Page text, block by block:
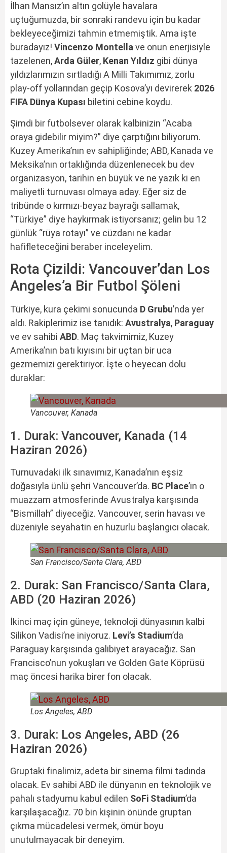
İlhan Mansız’ın altın golüyle havalara
uçtuğumuzda, bir sonraki randevu için bu kadar
bekleyeceğimizi tahmin etmemiştik. Ama işte
buradayız! Vincenzo Montellave onun enerjisiyle
tazelenen,Arda Güler, Kenan Yıldız gibi dünya
yıldızlarımızın sırtladığı A Milli Takımımız, zorlu
play-off yollarından geçip Kosova’yı devirerek 2026
FIFA Dünya Kupası biletini cebine koydu.
Şimdi bir futbolsever olarak kalbinizin “Acaba
oraya gidebilir miyim?” diye çarptığını biliyorum.
Kuzey Amerika’nın ev sahipliğinde; ABD, Kanada ve
Meksika’nın ortaklığında düzenlenecek bu dev
organizasyon, tarihin en büyük ve ne yazık ki en
maliyetli turnuvası olmaya aday. Eğer siz de
tribünde o kırmızı-beyaz bayrağı sallamak,
“Türkiye” diye haykırmak istiyorsanız; gelin bu 12
günlük “rüya rotayı” ve cüzdanı ne kadar
hafifleteceğini beraber inceleyelim.
Rota Çizildi: Vancouver’dan Los
Angeles’a Bir Futbol Şöleni
Türkiye, kura çekimi sonucunda D Grubu’nda yer
aldı. Rakiplerimiz ise tanıdık: Avustralya, Paraguay
ve ev sahibi ABD. Maç takvimimiz, Kuzey
Amerika’nın batı kıyısını bir uçtan bir uca
gezmemizi gerektiriyor. İşte o heyecan dolu
duraklar:
Vancouver, Kanada
1. Durak: Vancouver, Kanada (14
Haziran 2026)
Turnuvadaki ilk sınavımız, Kanada’nın eşsiz
doğasıyla ünlü şehri Vancouver’da. BC Place’in o
muazzam atmosferinde Avustralya karşısında
“Bismillah” diyeceğiz. Vancouver, serin havası ve
düzeniyle seyahatin en huzurlu başlangıcı olacak.
San Francisco/Santa Clara, ABD
2. Durak: San Francisco/Santa Clara,
ABD (20 Haziran 2026)
İkinci maç için güneye, teknoloji dünyasının kalbi
Silikon Vadisi’ne iniyoruz. Levi’s Stadium’da
Paraguay karşısında galibiyet arayacağız. San
Francisco’nun yokuşları ve Golden Gate Köprüsü
maç öncesi harika birer fon olacak.
Los Angeles, ABD
3. Durak: Los Angeles, ABD (26
Haziran 2026)
Gruptaki finalimiz, adeta bir sinema filmi tadında
olacak. Ev sahibi ABD ile dünyanın en teknolojik ve
pahalı stadyumu kabul edilen SoFi Stadium’da
karşılaşacağız. 70 bin kişinin önünde gruptan
çıkma mücadelesi vermek, ömür boyu
unutulmayacak bir deneyim.